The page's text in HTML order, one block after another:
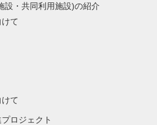
設・共同利用施設)の紹介
て
て
ロジェクト